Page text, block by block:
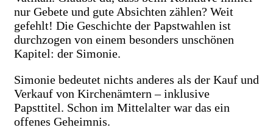
nur Gebete und gute Absichten zählen? Weit
gefehlt! Die Geschichte der Papstwahlen ist
durchzogen von einem besonders unschönen
Kapitel: der Simonie.
Simonie bedeutet nichts anderes als der Kauf und
Verkauf von Kirchenämtern – inklusive
Papsttitel. Schon im Mittelalter war das ein
offenes Geheimnis.